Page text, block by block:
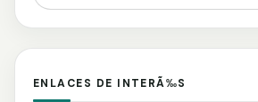
ENLACES DE INTERÃ‰S